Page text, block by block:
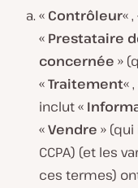
« Contrôleur« ,
« Prestataire
concernée »
«Traitement« ,
inclut «
«Vendre »
CCPA) (et les
ces termes)